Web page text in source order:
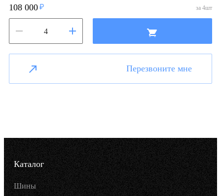
108 000 за 4шт
Перезвоните мне
Каталог
Шины